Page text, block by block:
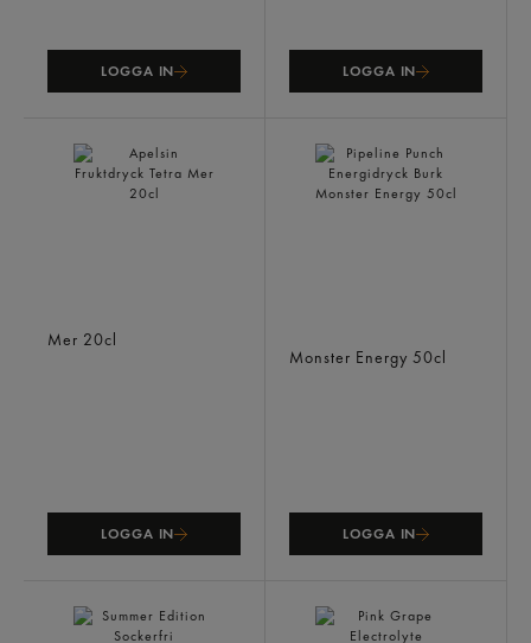
LOGGA IN LOGGA IN
Mer 20cl
LOGGA IN
Monster Energy 50cl
LOGGA IN